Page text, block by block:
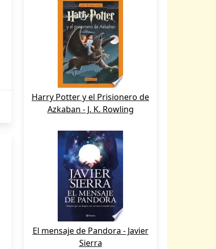
Harry Potter y el Prisionero de
Azkaban - J. K. Rowling
El mensaje de Pandora - Javier
Sierra